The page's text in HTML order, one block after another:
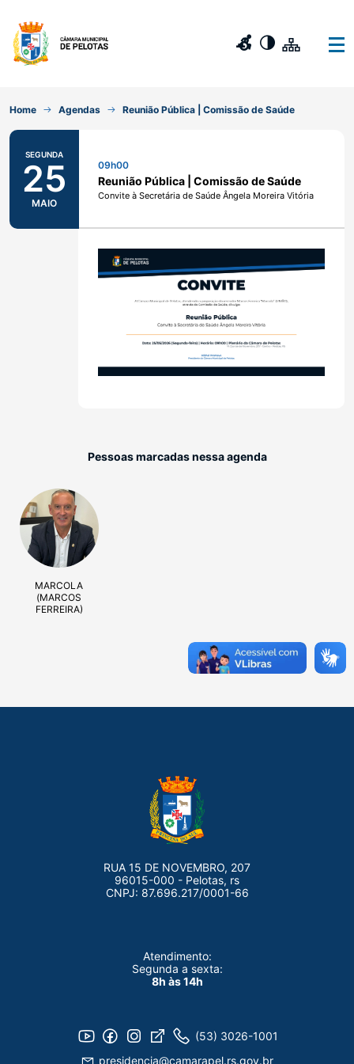
Home Agendas Reunião Pública | Comissão de Saúde
SEGUNDA
25
MAIO
09h00
Reunião Pública | Comissão de Saúde
Convite à Secretária de Saúde Ângela Moreira Vitória
Pessoas marcadas nessa agenda
MARCOLA
(MARCOS
FERREIRA)
RUA 15 DE NOVEMBRO, 207
96015-000 - Pelotas, rs
CNPJ: 87.696.217/0001-66
Atendimento:
Segunda a sexta:
8h às 14h
(53) 3026-1001
presidencia@camarapel.rs.gov.br